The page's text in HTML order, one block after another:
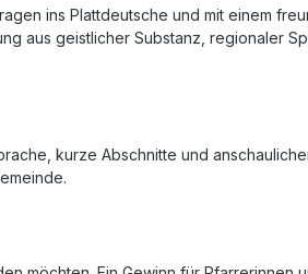
ins Plattdeutsche und mit einem
aus geistlicher Substanz, regionaler
kurze Abschnitte und